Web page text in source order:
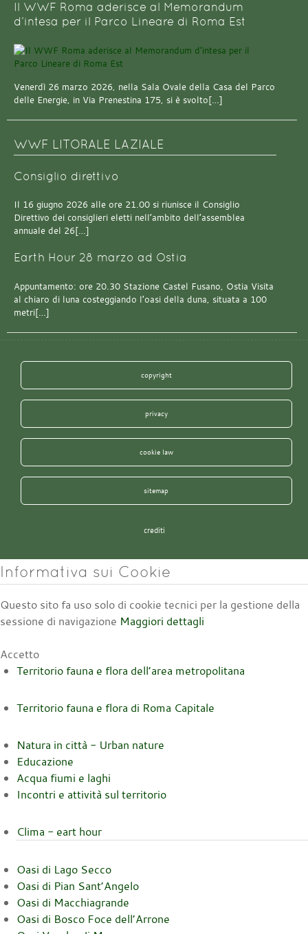
Il WWF Roma aderisce al Memorandum
d’intesa per il Parco Lineare di Roma Est
Venerdì 26 marzo 2026, nella Sala Ovale della Casa del Parco
delle Energie, in Via Prenestina 175, si è svolto[…]
WWF LITORALE LAZIALE
Consiglio direttivo
Il 16 giugno 2026 alle ore 21.00 si riunisce il Consiglio
Direttivo dei consiglieri eletti nell’ambito dell’assemblea
annuale del 26[…]
Earth Hour 28 marzo ad Ostia
Appuntamento: ore 20.30 Stazione Castel Fusano, Ostia Visita
al chiaro di luna costeggiando l’oasi della duna, situata a 100
metri[…]
copyright
privacy
cookie law
sitemap
crediti
Informativa sui Cookie
Questo sito fa uso solo di cookie tecnici per la gestione della
sessione di navigazione Maggiori dettagli
Accetto
Territorio fauna e flora dell’area metropolitana
Territorio fauna e flora di Roma Capitale
Natura in città - Urban nature
Educazione
Acqua fiumi e laghi
Incontri e attività sul territorio
Clima - eart hour
Oasi di Lago Secco
Oasi di Pian Sant’Angelo
Oasi di Macchiagrande
Oasi di Bosco Foce dell’Arrone